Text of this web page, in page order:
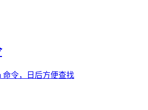
命令，日后方便查找